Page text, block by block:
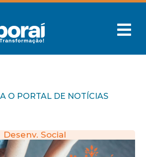
O PORTAL DE NOTÍCIAS
Desenv. Social